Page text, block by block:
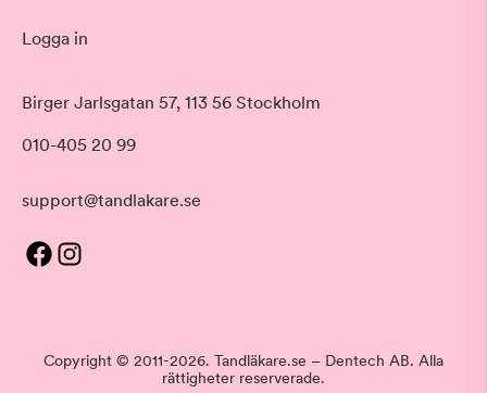
Logga in
Birger Jarlsgatan 57, 113 56 Stockholm
010-405 20 99
support@tandlakare.se
Copyright © 2011-2026. Tandläkare.se – Dentech AB. Alla
rättigheter reserverade.